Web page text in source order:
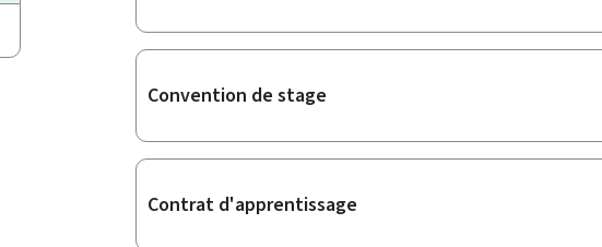
Convention de stage
Contrat d'apprentissage